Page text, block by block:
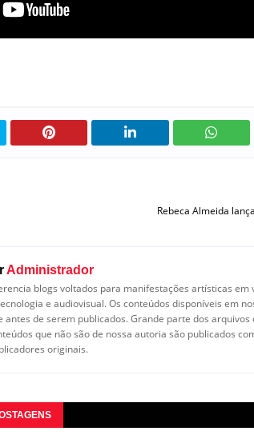
Rebeca Almeida
Administrador
blogs voltados para manifestações artísticas em
e audiovisual. Os conteúdos disponíveis em
antes de serem publicados. Grande parte dos
que não são de nossa autoria são publicados
originais.